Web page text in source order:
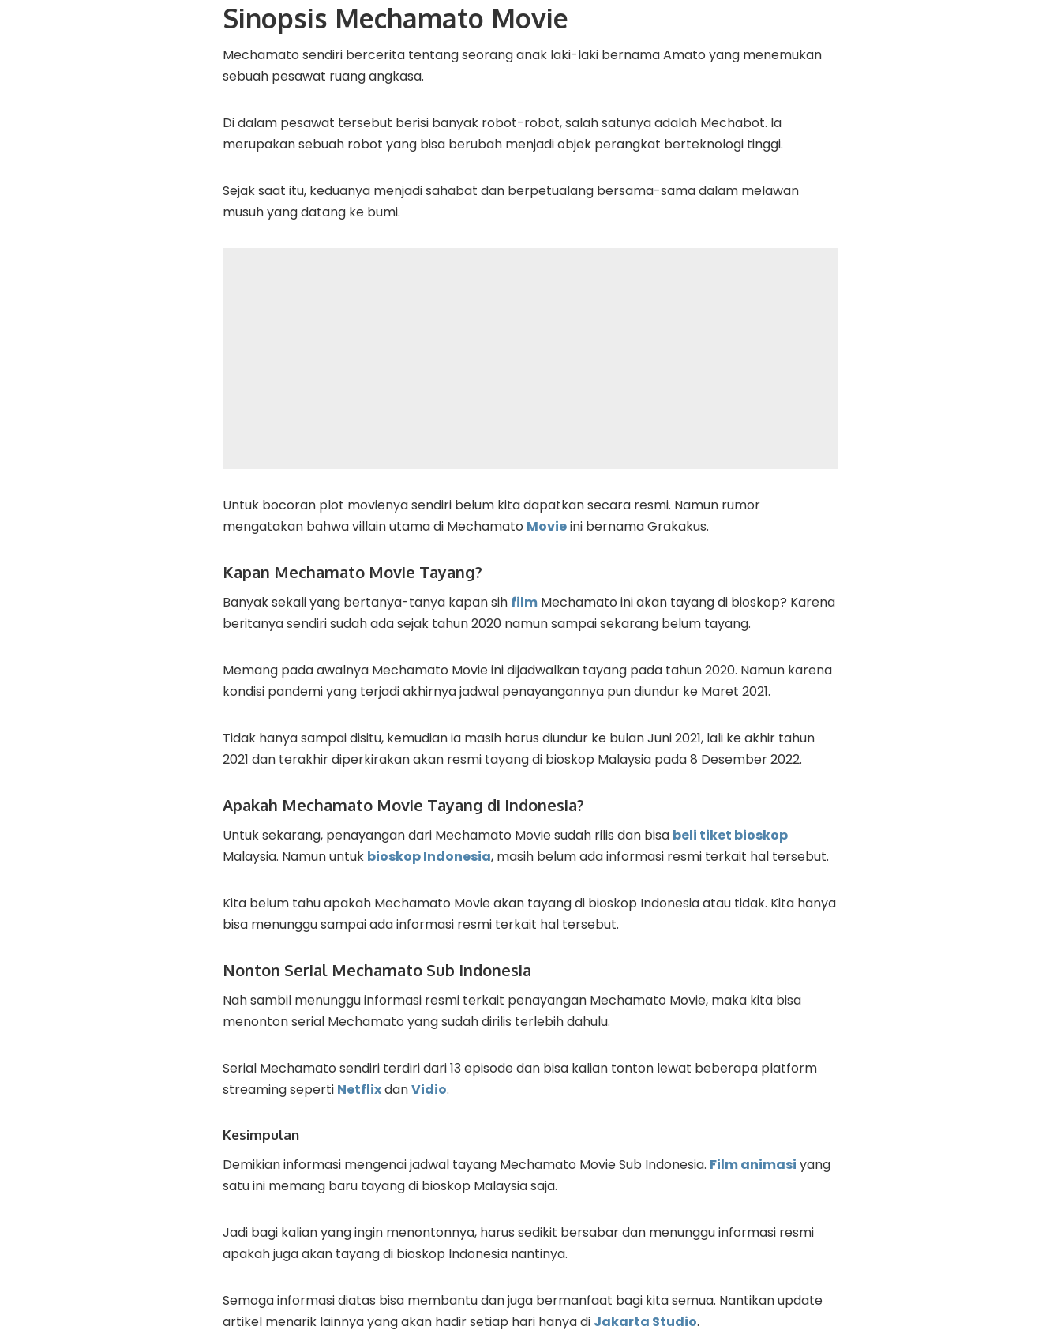
Sinopsis Mechamato Movie
Mechamato sendiri bercerita tentang seorang anak laki-laki bernama Amato yang menemukan
sebuah pesawat ruang angkasa.
Di dalam pesawat tersebut berisi banyak robot-robot, salah satunya adalah Mechabot. Ia
merupakan sebuah robot yang bisa berubah menjadi objek perangkat berteknologi tinggi.
Sejak saat itu, keduanya menjadi sahabat dan berpetualang bersama-sama dalam melawan
musuh yang datang ke bumi.
Untuk bocoran plot movienya sendiri belum kita dapatkan secara resmi. Namun rumor
mengatakan bahwa villain utama di Mechamato Movieini bernama Grakakus.
Kapan Mechamato Movie Tayang?
Banyak sekali yang bertanya-tanya kapan sih film Mechamato ini akan tayang di bioskop? Karena
beritanya sendiri sudah ada sejak tahun 2020 namun sampai sekarang belum tayang.
Memang pada awalnya Mechamato Movie ini dijadwalkan tayang pada tahun 2020. Namun karena
kondisi pandemi yang terjadi akhirnya jadwal penayangannya pun diundur ke Maret 2021.
Tidak hanya sampai disitu, kemudian ia masih harus diundur ke bulan Juni 2021, lali ke akhir tahun
2021 dan terakhir diperkirakan akan resmi tayang di bioskop Malaysia pada 8 Desember 2022.
Apakah Mechamato Movie Tayang di Indonesia?
Untuk sekarang, penayangan dari Mechamato Movie sudah rilis dan bisa beli tiket bioskop
Malaysia. Namun untuk bioskop Indonesia, masih belum ada informasi resmi terkait hal tersebut.
Kita belum tahu apakah Mechamato Movie akan tayang di bioskop Indonesia atau tidak. Kita hanya
bisa menunggu sampai ada informasi resmi terkait hal tersebut.
Nonton Serial Mechamato Sub Indonesia
Nah sambil menunggu informasi resmi terkait penayangan Mechamato Movie, maka kita bisa
menonton serial Mechamato yang sudah dirilis terlebih dahulu.
Serial Mechamato sendiri terdiri dari 13 episode dan bisa kalian tonton lewat beberapa platform
streaming seperti NetflixdanVidio.
Kesimpulan
Demikian informasi mengenai jadwal tayang Mechamato Movie Sub Indonesia. Film animasi yang
satu ini memang baru tayang di bioskop Malaysia saja.
Jadi bagi kalian yang ingin menontonnya, harus sedikit bersabar dan menunggu informasi resmi
apakah juga akan tayang di bioskop Indonesia nantinya.
Semoga informasi diatas bisa membantu dan juga bermanfaat bagi kita semua. Nantikan update
artikel menarik lainnya yang akan hadir setiap hari hanya di Jakarta Studio.